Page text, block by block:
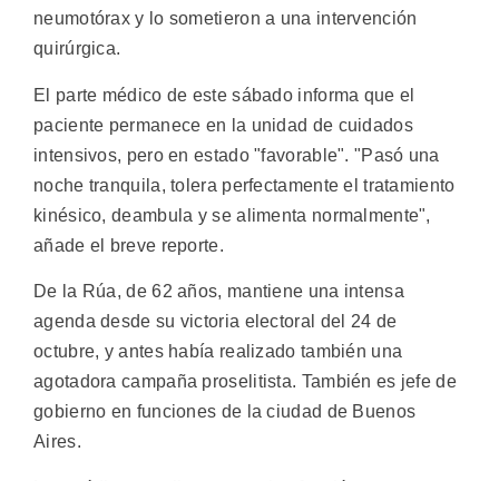
neumotórax y lo sometieron a una intervención
quirúrgica.
El parte médico de este sábado informa que el
paciente permanece en la unidad de cuidados
intensivos, pero en estado "favorable". "Pasó una
noche tranquila, tolera perfectamente el tratamiento
kinésico, deambula y se alimenta normalmente",
añade el breve reporte.
De la Rúa, de 62 años, mantiene una intensa
agenda desde su victoria electoral del 24 de
octubre, y antes había realizado también una
agotadora campaña proselitista. También es jefe de
gobierno en funciones de la ciudad de Buenos
Aires.